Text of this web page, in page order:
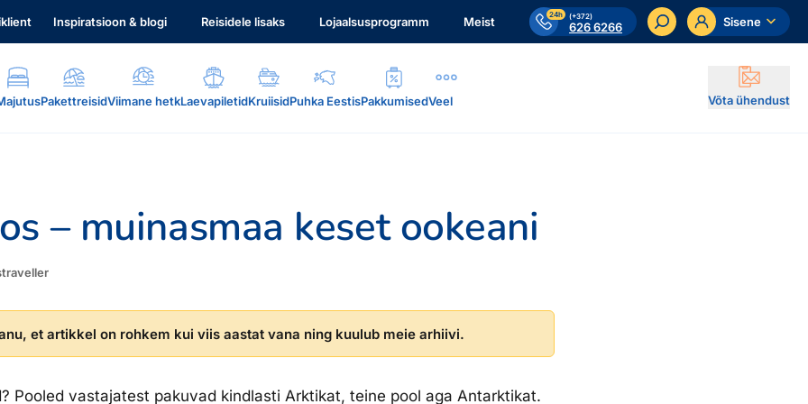
Inspiratsioon & blogi Reisidele lisaks Lojaalsusprogramm Meist 24h (+372)
626 6266 Sisene
PakettreisidViimane hetkLaevapiletidKruiisidPuhka EestisPakkumisedVeel Võta ühendust
– muinasmaa keset ookeani
et artikkel on rohkem kui viis aastat vana ning kuulub meie arhiivi.
Pooled vastajatest pakuvad kindlasti Arktikat, teine pool aga Antarktikat.